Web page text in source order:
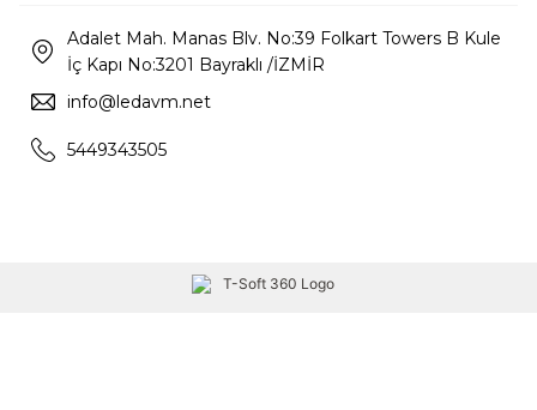
Adalet Mah. Manas Blv. No:39 Folkart Towers B Kule
İç Kapı No:3201 Bayraklı /İZMİR
info@ledavm.net
5449343505